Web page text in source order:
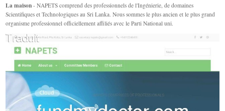
La maison - NAPETS comprend des professionnels de l'Ingénierie, de domaines
Scientifiques et Technologiques au Sri Lanka. Nous sommes le plus ancien et le plus grand
organisme professionnel officiellement affiliés avec le Parti National uni.